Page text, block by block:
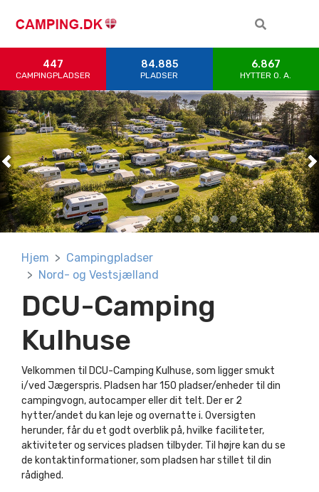
447
CAMPINGPLADSER
84.885
PLADSER
6.867
HYTTER 0. A.
Previous
Previous
Previous
Previous
Previous
Previous
Previous
Previous
Previous
Hjem
Campingpladser
Nord- og Vestsjælland
DCU-Camping
Kulhuse
Velkommen til DCU-Camping Kulhuse, som ligger smukt
i/ved Jægerspris. Pladsen har 150 pladser/enheder til din
campingvogn, autocamper eller dit telt. Der er 2
hytter/andet du kan leje og overnatte i. Oversigten
herunder, får du et godt overblik på, hvilke faciliteter,
aktiviteter og services pladsen tilbyder. Til højre kan du se
de kontaktinformationer, som pladsen har stillet til din
rådighed.